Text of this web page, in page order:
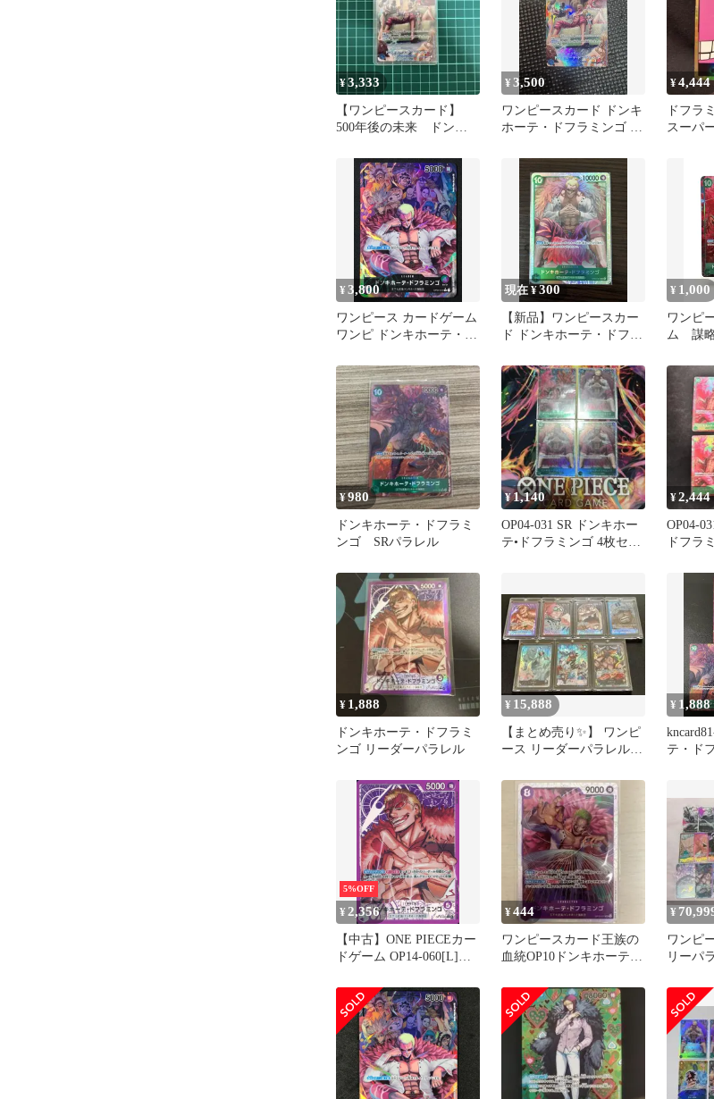
¥3,333
【ワンピースカード】
500年後の未来 ドンキ
R SP
¥3,500
ワンピースカード ドンキ
ホーテ・ドフラミンゴ SP
¥4,444
ドフ
スーパ
¥3,800
ワンピース カードゲーム
ワンピ ドンキホーテ・ド
（Studio Vigor Co．Ltd）
L OP04-019 ［OP04］ ブ
ースターパック 謀略の王
国 トレカ TCG 264
現在 ¥300
【新品】ワンピースカー
ド ドンキホーテ・ドフラ
¥ 1,000
ワンピ
ム 謀
SRパラ
¥980
ドンキホーテ・ドフラミ
ンゴ SRパラレル
¥1,140
OP04-031 SR ドンキホー
テ•ドフラミンゴ 4枚セッ
¥2,444
OP04-
ドフラ
¥ 1,888
ドンキホーテ・ドフラミ
ンゴ リーダーパラレル
¥ 15,888
【まとめ売り✨】 ワンピ
ース リーダーパラレル
枚✨
¥ 1,888
テ・ド
5%OFF
¥ 2,356
【中古】ONE PIECEカー
ドゲーム OP14-060[L]：
テ・ドフラミンゴ
¥444
ワンピースカード王族の
血統OP10ドンキホーテド
¥
ワンピ
リーパ